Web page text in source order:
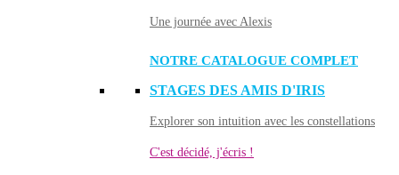
Une journée avec Alexis
NOTRE CATALOGUE COMPLET
STAGES DES AMIS D'IRIS
Explorer son intuition avec les constellations
C'est décidé, j'écris !